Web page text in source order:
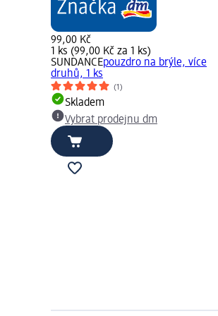
99,00 Kč
1 ks (99,00 Kč za 1 ks)
SUNDANCEpouzdro na brýle, více
druhů, 1 ks
(1)
Skladem
Vybrat prodejnu dm